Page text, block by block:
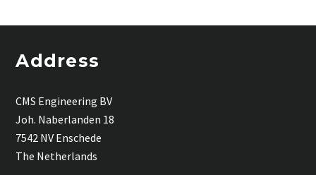
Address
CMS Engineering BV
Joh. Naberlanden 18
7542 NV Enschede
The Netherlands